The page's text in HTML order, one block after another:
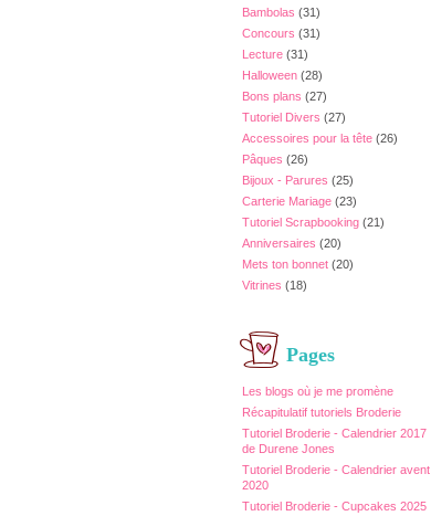
Bambolas (31)
Concours (31)
Lecture (31)
Halloween (28)
Bons plans (27)
Tutoriel Divers (27)
Accessoires pour la tête (26)
Pâques (26)
Bijoux - Parures (25)
Carterie Mariage (23)
Tutoriel Scrapbooking (21)
Anniversaires (20)
Mets ton bonnet (20)
Vitrines (18)
Pages
Les blogs où je me promène
Récapitulatif tutoriels Broderie
Tutoriel Broderie - Calendrier 2017
de Durene Jones
Tutoriel Broderie - Calendrier avent
2020
Tutoriel Broderie - Cupcakes 2025